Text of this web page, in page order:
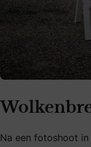
Na een fotoshoot